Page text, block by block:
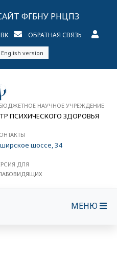
ФГБНУ РНЦПЗ
ВК ОБРАТНАЯ СВЯЗЬ
English version
НАУЧНОЕ УЧРЕЖДЕНИЕ
ПСИХИЧЕСКОГО ЗДОРОВЬЯ
шоссе, 34
ДЛЯ
МЕНЮ